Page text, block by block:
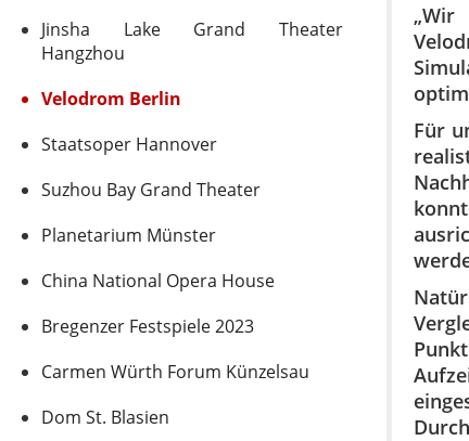
Jinsha Lake Grand Theater
Hangzhou
Velodrom Berlin
Staatsoper Hannover
Suzhou Bay Grand Theater
Planetarium Münster
China National Opera House
Bregenzer Festspiele 2023
Carmen Würth Forum Künzelsau
Dom St. Blasien
„Wir
Für